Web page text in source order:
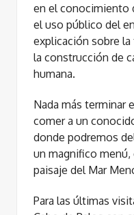
en el conocimiento
el uso público del
explicación sobre
la construcción de
humana.
Nada más terminar
comer a un
donde podremos
un magnifico
paisaje del ​Mar
Para las últimas